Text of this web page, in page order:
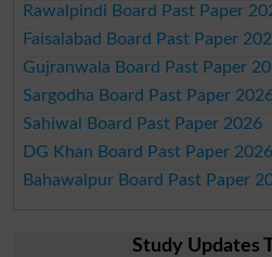
Rawalpindi Board Past Paper
Faisalabad Board Past Paper
Gujranwala Board Past Paper
Sargodha Board Past Paper
Sahiwal Board Past Paper 2026
DG Khan Board Past Paper 2026
Bahawalpur Board Past Paper
Study Updates